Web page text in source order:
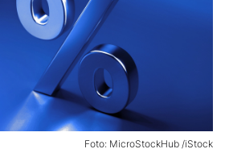
Foto: MicroStockHub /iStock